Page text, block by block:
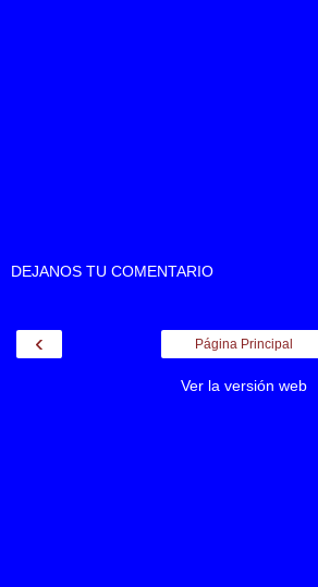
DEJANOS TU COMENTARIO
‹ Página Principal
Ver la versión web